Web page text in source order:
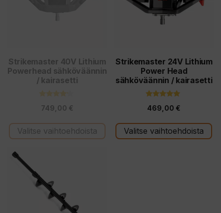
Strikemaster 40V Lithium
Powerhead sähköväännin
/ kairasetti
5:stä
749,00 €
Valitse vaihtoehdoista
Strikemaster 24V Lithium
Power Head
sähköväännin / kairasetti
5:stä
469,00 €
Valitse vaihtoehdoista
Tällä
tuotteella